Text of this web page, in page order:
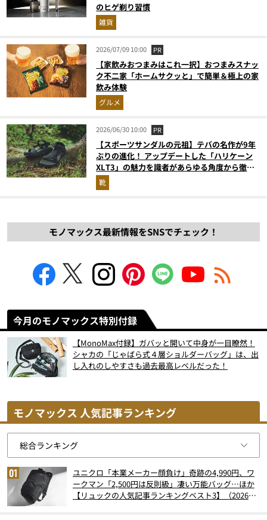
のヒゲ剃り習慣
雑貨
2026/07/09 10:00 PR
【家飲みおつまみはこれ一択】おつまみスナッ
ク不二家「ホームサクッと」で簡単＆極上の家
飲み体験
グルメ
2026/06/30 10:00 PR
【スポーツサンダルの元祖】テバの名作が9年
ぶりの進化！ アップデートした「ハリケーン
XLT3」の魅力を識者があらゆる角度から徹底
解説！
靴
モノマックス最新情報をSNSでチェック！
今月のモノマックス特別付録
【MonoMax付録】ガバッと開いて中身が一目瞭然！
シャカの「じゃばら式４層ショルダーバッグ」は、出
し入れのしやすさも過去最高レベルだった！
モノマックス 人気記事ランキング
ユニクロ「本業メーカー顔負け」奇跡の4,990円、ワ
ークマン「2,500円は反則級」凄い万能バッグ…ほか
【リュックの人気記事ランキングベスト3】（2026年